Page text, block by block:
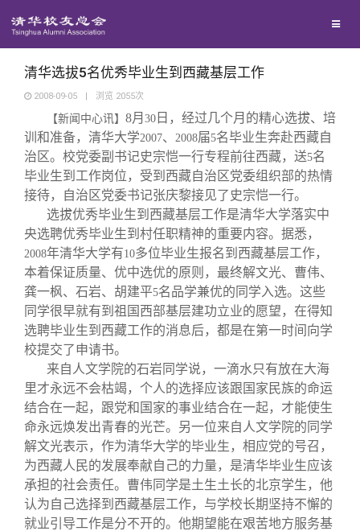
地区联络
年级联络
院系校友工作
专业委员会
兴趣群体
西南联大校友会
回馈母校
捐赠项目
捐赠新闻
捐赠纪事
捐赠方法
义工计划
媒体平台
《清华校友通讯》
《水木清华》
我要订阅
新媒体平台
百年清华
清华人物
清华故事
青春风采
校友文苑
校友讲坛
校友视界
校友服务
终身学习
信息化服务
三创大赛
实用信息
校友总会
总会简介
会长致辞
总会章程
理事会名单
制度法规
关闭
清华选拔5名优秀毕业生到西藏基层工作
2008-09-05 | 浏览 2055次
【新闻中心讯】 8月 30 日 ，经过几个月的精心选拔、培
训和准备，清华大学2007、 2008届5名毕业生奔赴西藏自
治区。校党委副书记史宗恺一行专程前往西藏，送5名
毕业生到工作岗位，受到西藏自治区党委组织部的热情
接待，自治区党委书记张庆黎接见了史宗恺一行。
选拔优秀毕业生到西藏基层工作是清华大学落实中
央选聘优秀毕业生到村任职精神的重要内容。据悉，
2008年清华大学有10多位毕业生报名到西藏基层工作，
本着保证质量、优中选优的原则，最终解文光、曹伟、
龚一枫、石岩、胡建平5名品学兼优的同学入选。这些
同学很早就有到祖国西部基层建功立业的愿望，在得知
选聘毕业生到西藏工作的消息后，都是在第一时间向学
校提交了申请书。
来自人文学院的石岩同学说，一滴水只有放在大海
里才永远不会枯竭，个人的选择应该跟国家民族的命运
结合在一起，跟党和国家的事业结合在一起，才能使生
命永远焕发出青春的光芒。另一位来自人文学院的同学
解文光表示，作为清华大学的毕业生，相应党的号召，
为西藏人民的发展奉献自己的力量，是清华毕业生应该
承担的社会责任。曹伟同学是土生土长的北京学生，他
认为自己选择到西藏基层工作，与学校长期坚持不懈的
就业引导工作是分不开的。他期望能在艰苦地方服务基